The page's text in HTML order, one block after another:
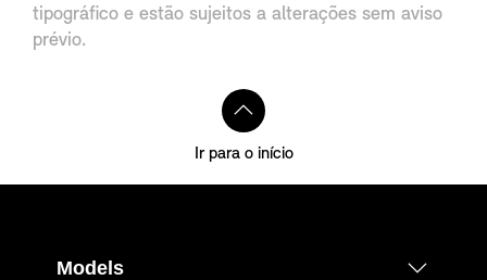
tipográfico e estão sujeitos a alterações sem aviso
prévio.
Ir para o início
Models